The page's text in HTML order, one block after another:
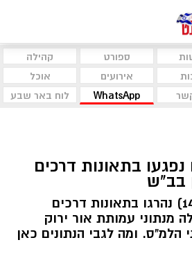
ספורט
קהילה
אירועים
אוכל
WhatsApp לוח באר שבע
ילדים נפגעו בתאונות דרכים
בב"ש
35 ילדים (עד גיל 14) נהרגו בתאונות דרכים
כך עולה מנתוני עמותת אור ירוק
הלמ"ס. ומה לגבי הנתונים כאן